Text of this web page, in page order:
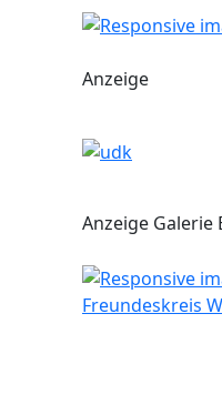
Anzeige
Anzeige Galerie
Freundeskreis